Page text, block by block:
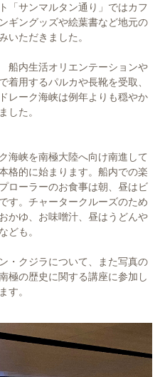
「サンマルタン通り」ではカフ
ギングッズや絵葉書など地元の
いただきました。
船内生活オリエンテーションや
着用するパルカや長靴を受取、
レーク海峡は例年よりも穏やか
した。
海峡を南極大陸へ向け南進して
格的に始まります。船内での楽
ローラーのお食事は朝、昼はビ
す。チャータークルーズのため
かゆ、お味噌汁、昼はうどんや
ども。
・クジラについて、また写真の
極の歴史に関する講座に参加し
す。